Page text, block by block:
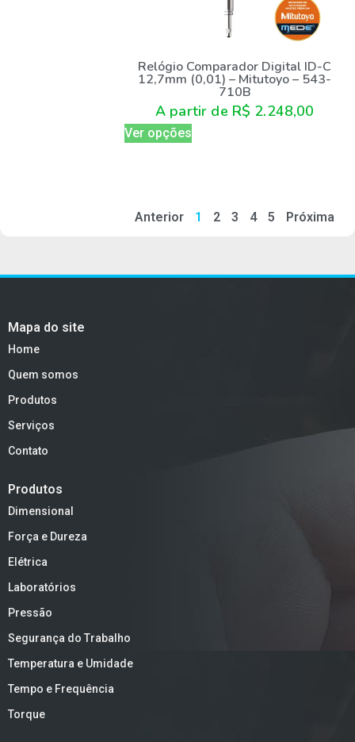
Relógio Comparador Digital ID-C
12,7mm (0,01) – Mitutoyo – 543-
710B
A partir de R$ 2.248,00
Ver opções
Anterior 1 2 3 4 5 Próxima
Mapa do site
Home
Quem somos
Produtos
Serviços
Contato
Produtos
Dimensional
Força e Dureza
Elétrica
Laboratórios
Pressão
Segurança do Trabalho
Temperatura e Umidade
Tempo e Frequência
Torque